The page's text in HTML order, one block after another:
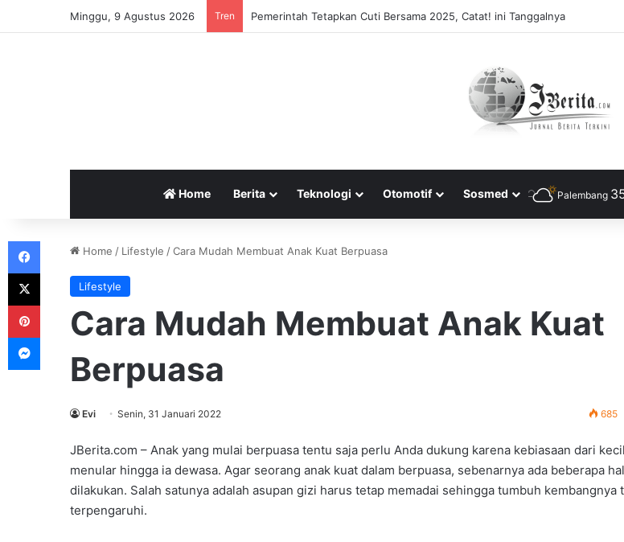
Minggu, 9 Agustus 2026 Tren Pemerintah Tetapkan Cuti Bersama 2025, Catat! ini Tanggalnya
Home Berita Teknologi Otomotif Sosmed Palembang
Home / Lifestyle /Cara Mudah Membuat Anak Kuat Berpuasa
Lifestyle
Cara Mudah Membuat Anak Kuat
Berpuasa
Evi Senin, 31 Januari 2022 685
JBerita.com – Anak yang mulai berpuasa tentu saja perlu Anda dukung karena kebiasaan dari
menular hingga ia dewasa. Agar seorang anak kuat dalam berpuasa, sebenarnya ada beberapa
dilakukan. Salah satunya adalah asupan gizi harus tetap memadai sehingga tumbuh kembangnya
terpengaruhi.
Facebook
X
Pinterest
Messenger